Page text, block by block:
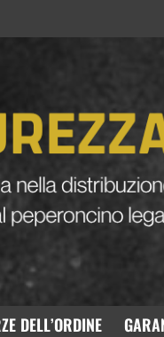
DELL’ORDINE
tradirti
perché la